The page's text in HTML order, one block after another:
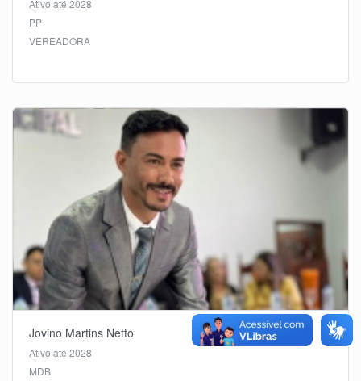
Ativo até 2028
PP
VEREADORA
Jovino Martins Netto
Ativo até 2028
MDB